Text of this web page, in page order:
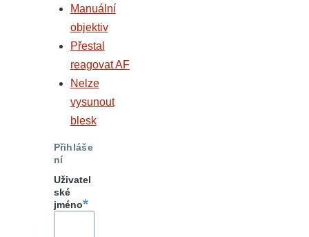
Manuální
objektiv
Přestal
reagovat AF
Nelze
vysunout
blesk
Přihláše
ní
Uživatel
ské
jméno